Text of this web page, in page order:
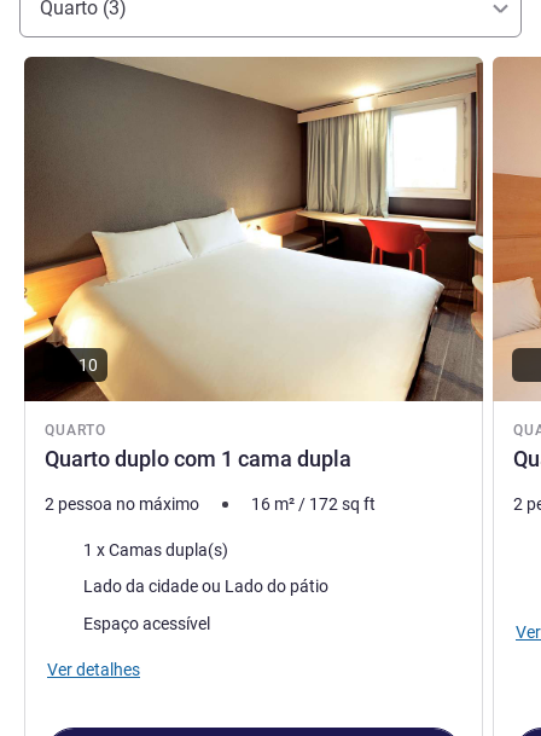
Ms Beverley MCPHERSON Ms Beverley MCPHERSON,
Gestão hoteleira
Quarto (3)
QUARTO
Quarto duplo com 1 cama dupla
Ver detalhes
10
2 pessoa no máximo 16 m²/ 172sq ft
Cama1 x Camas dupla(s)
Vistas:
Lado da cidade ou Lado do pátio
Espaço acessível
Ver detalhes
Ver
2